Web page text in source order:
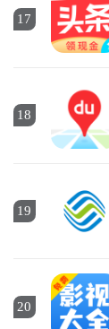
17
18
19
20